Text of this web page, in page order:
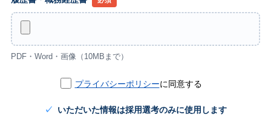
PDF・Word・画像（10MBまで）
プライバシーポリシーに同意する
いただいた情報は採用選考のみに使用します